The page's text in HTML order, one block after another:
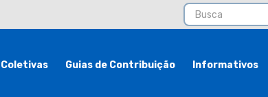
Guias de Contribuição Informativos